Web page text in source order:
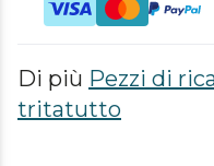
Di più Pezzi di
tritatutto